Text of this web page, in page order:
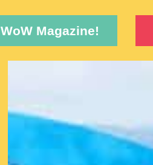
WoW Magazine!